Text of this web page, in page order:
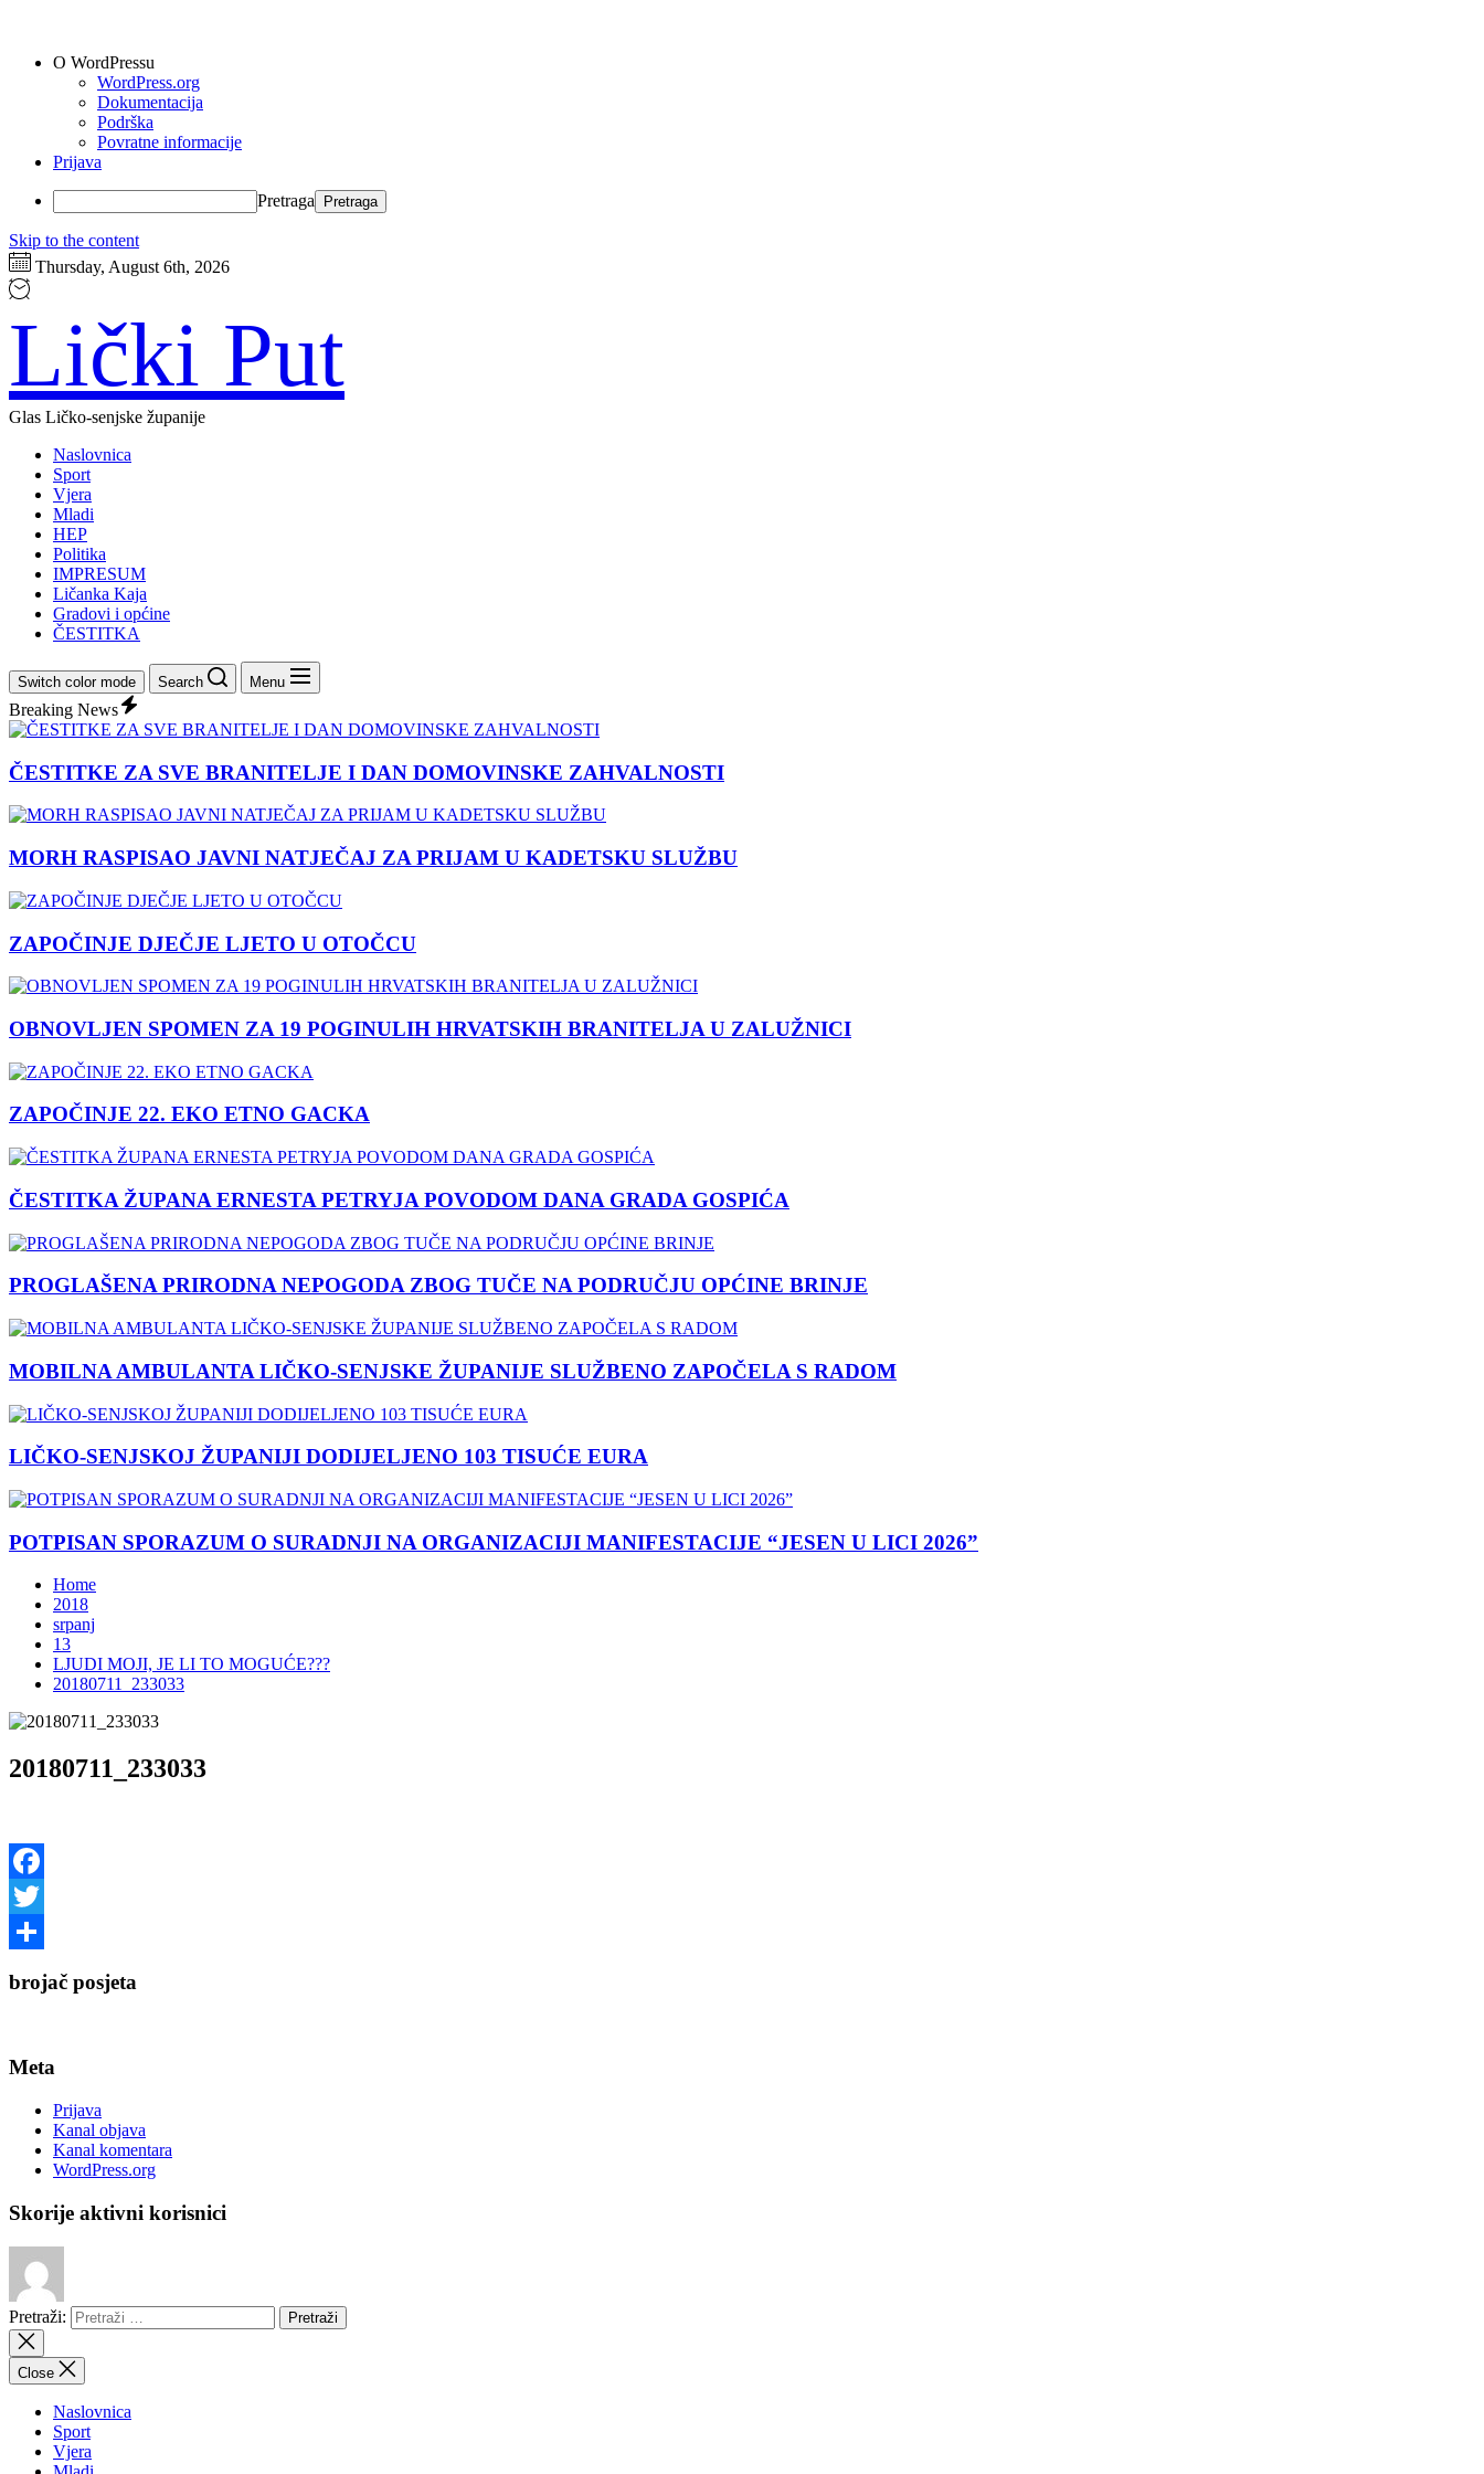
O WordPressu
WordPress.org
Dokumentacija
Podrška
Povratne informacije
Prijava
Pretraga
Skip to the content
Thursday, August 6th, 2026
Lički Put
Glas Ličko-senjske županije
Naslovnica
Sport
Vjera
Mladi
HEP
Politika
IMPRESUM
Ličanka Kaja
Gradovi i općine
ČESTITKA
Switch color mode Search Menu
Breaking News
ČESTITKE ZA SVE BRANITELJE I DAN DOMOVINSKE ZAHVALNOSTI
MORH RASPISAO JAVNI NATJEČAJ ZA PRIJAM U KADETSKU SLUŽBU
ZAPOČINJE DJEČJE LJETO U OTOČCU
OBNOVLJEN SPOMEN ZA 19 POGINULIH HRVATSKIH BRANITELJA U ZALUŽNICI
ZAPOČINJE 22. EKO ETNO GACKA
ČESTITKA ŽUPANA ERNESTA PETRYJA POVODOM DANA GRADA GOSPIĆA
PROGLAŠENA PRIRODNA NEPOGODA ZBOG TUČE NA PODRUČJU OPĆINE BRINJE
MOBILNA AMBULANTA LIČKO-SENJSKE ŽUPANIJE SLUŽBENO ZAPOČELA S RADOM
LIČKO-SENJSKOJ ŽUPANIJI DODIJELJENO 103 TISUĆE EURA
POTPISAN SPORAZUM O SURADNJI NA ORGANIZACIJI MANIFESTACIJE “JESEN U LICI 2026”
Home
2018
srpanj
13
LJUDI MOJI, JE LI TO MOGUĆE???
20180711_233033
20180711_233033
Facebook
Twitter
brojač posjeta
Meta
Prijava
Kanal objava
Kanal komentara
WordPress.org
Skorije aktivni korisnici
Pretraži:
Close
Naslovnica
Sport
Vjera